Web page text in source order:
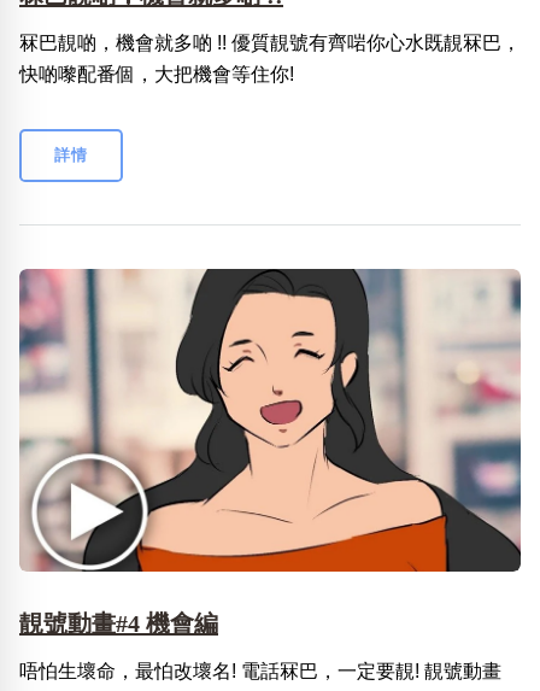
冧巴靚啲，機會就多啲 !! 優質靚號有齊啱你心水既靚冧巴，
快啲嚟配番個，大把機會等住你!
詳情
靚號動畫#4 機會編
唔怕生壞命，最怕改壞名! 電話冧巴，一定要靚! 靚號動畫